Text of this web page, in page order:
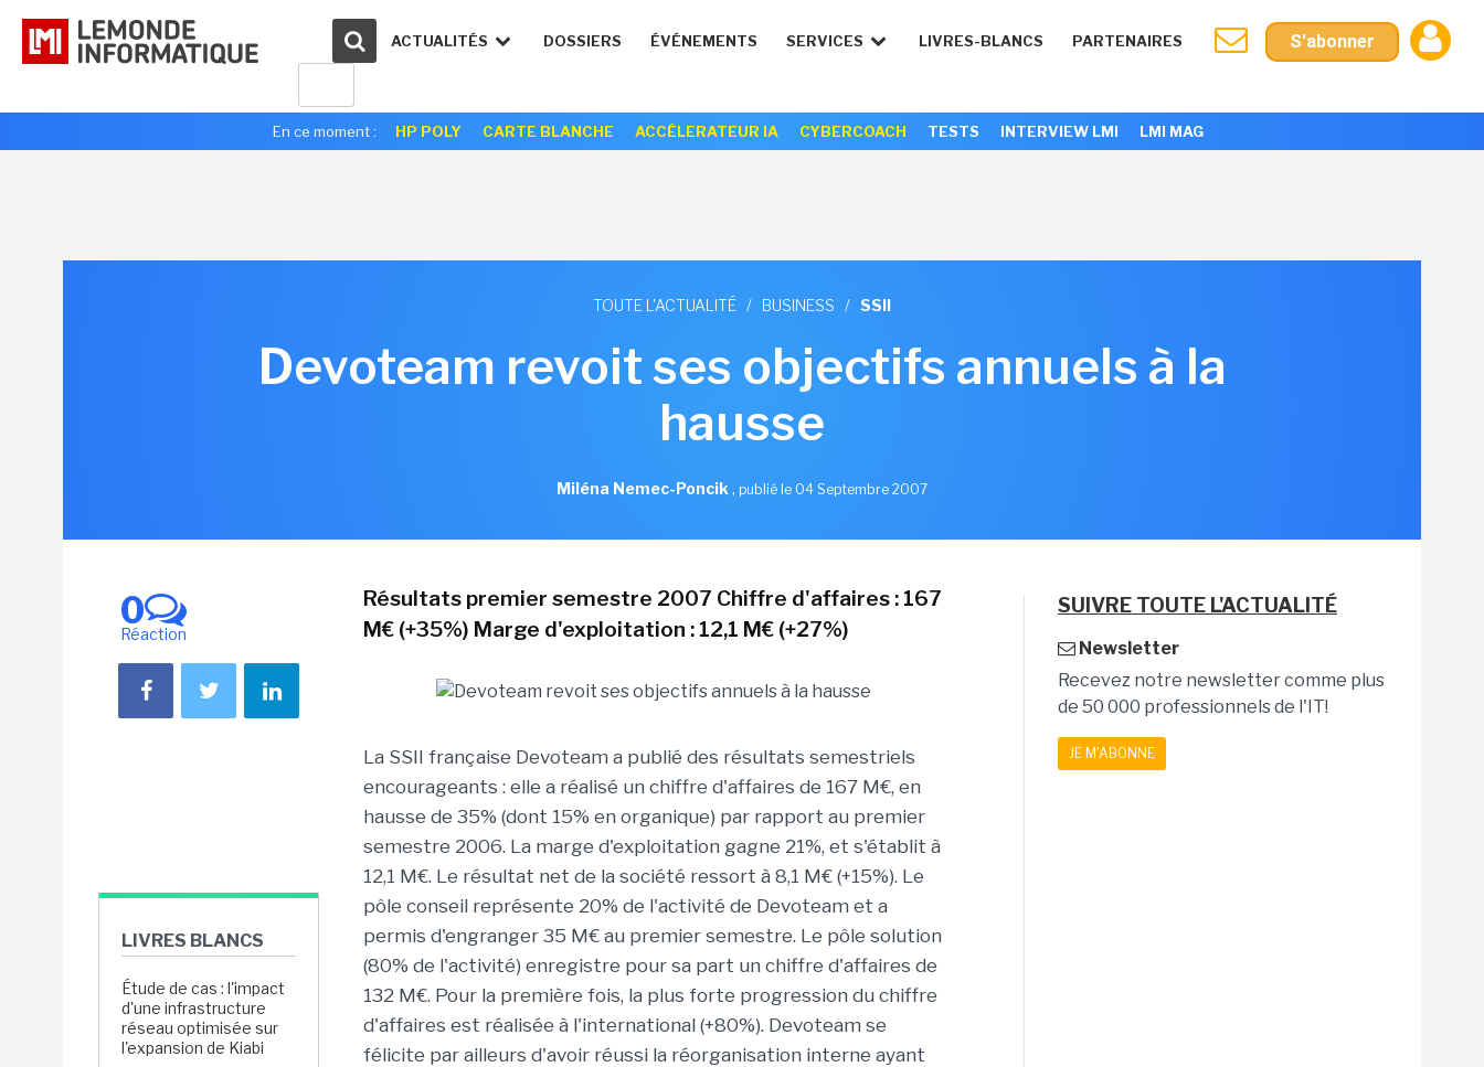
ACTUALITÉS DOSSIERS ÉVÉNEMENTS SERVICES LIVRES-BLANCS PARTENAIRES S'abonner
En ce moment : HP POLY CARTE BLANCHE ACCÉLERATEUR IA CYBERCOACH TESTS INTERVIEW LMI LMI MAG
TOUTE L'ACTUALITÉ / BUSINESS / SSII
Devoteam revoit ses objectifs annuels à la
hausse
Miléna Nemec-Poncik , publié le 04 Septembre 2007
0
Réaction
LIVRES BLANCS
Étude de cas : l'impact
d'une infrastructure
réseau optimisée sur
l'expansion de Kiabi
Résultats premier semestre 2007 Chiffre d'affaires : 167
M€ (+35%) Marge d'exploitation : 12,1 M€ (+27%)
La SSII française Devoteam a publié des résultats semestriels
encourageants : elle a réalisé un chiffre d'affaires de 167 M€, en
hausse de 35% (dont 15% en organique) par rapport au premier
semestre 2006. La marge d'exploitation gagne 21%, et s'établit à
12,1 M€. Le résultat net de la société ressort à 8,1 M€ (+15%). Le
pôle conseil représente 20% de l'activité de Devoteam et a
permis d'engranger 35 M€ au premier semestre. Le pôle solution
(80% de l'activité) enregistre pour sa part un chiffre d'affaires de
132 M€. Pour la première fois, la plus forte progression du chiffre
d'affaires est réalisée à l'international (+80%). Devoteam se
félicite par ailleurs d'avoir réussi la réorganisation interne ayant
SUIVRE TOUTE L'ACTUALITÉ
Newsletter
Recevez notre newsletter comme plus
de 50 000 professionnels de l'IT!
JE M'ABONNE